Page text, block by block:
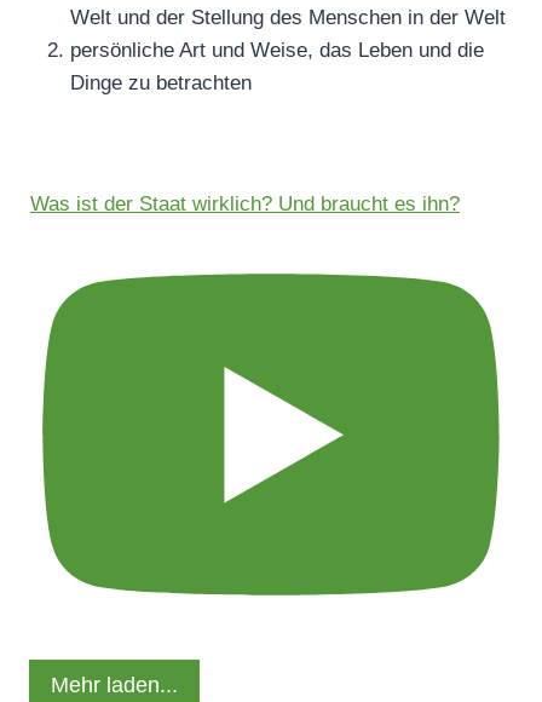
Welt und der Stellung des Menschen in der Welt
persönliche Art und Weise, das Leben und die
Dinge zu betrachten
Was ist der Staat wirklich? Und braucht es ihn?
Mehr laden...